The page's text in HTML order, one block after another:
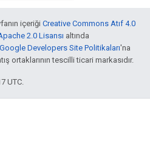
içeriği Creative Commons Atıf 4.0
2.0 Lisansı altında
Google Developers Site Politikaları'na
ortaklarının tescilli ticari markasıdır.
UTC.